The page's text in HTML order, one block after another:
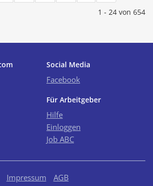
1 - 24 von 654
Social Media
Facebook
Für Arbeitgeber
Hilfe
Einloggen
Job ABC
Impressum AGB